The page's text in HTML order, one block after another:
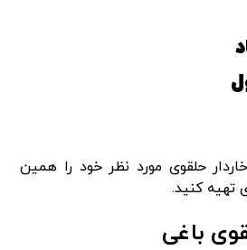
حلقوی مورد نظر خود را همین
تهیه کنید.
باغی